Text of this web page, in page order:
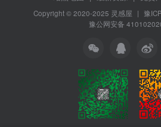
Copyright © 2020-2025 灵感屋 | 豫
豫公网安备